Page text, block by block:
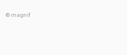
© magnif